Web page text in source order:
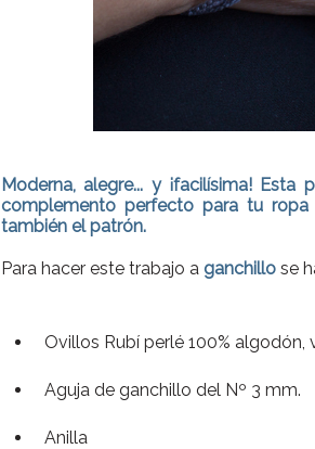
Moderna, alegre... y ¡facilísima!
complemento perfecto para tu ropa
también el patrón.
Para hacer este trabajo a ganchillo se
Ovillos Rubí perlé 100% algodón,
Aguja de ganchillo del Nº 3 mm.
Anilla